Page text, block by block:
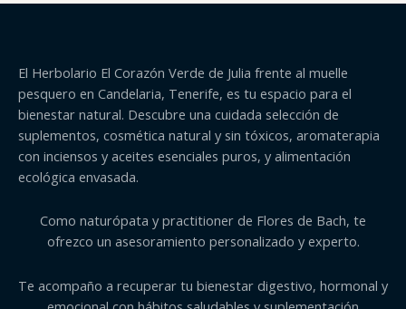
El Herbolario El Corazón Verde de Julia frente al muelle
pesquero en Candelaria, Tenerife, es tu espacio para el
bienestar natural. Descubre una cuidada selección de
suplementos, cosmética natural y sin tóxicos, aromaterapia
con inciensos y aceites esenciales puros, y alimentación
ecológica envasada.
Como naturópata y practitioner de Flores de Bach, te
ofrezco un asesoramiento personalizado y experto.
Te acompaño a recuperar tu bienestar digestivo, hormonal y